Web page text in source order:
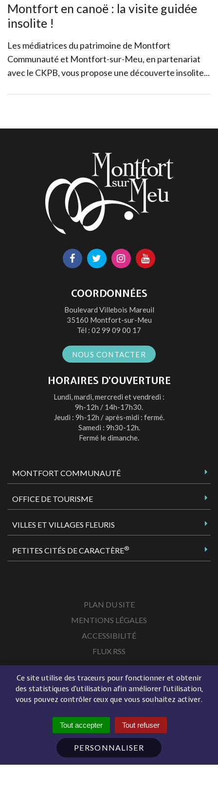
Ce site utilise des traceurs pour fonctionner et obtenir
des statistiques d'utilisation afin améliorer l'utilisation,
vous pouvez contrôler ceux que vous souhaitez activer.
Tout accepter Tout refuser
PERSONNALISER
Montfort en canoë : la visite guidée
insolite !
Les médiatrices du patrimoine de Montfort
Communauté et Montfort-sur-Meu, en partenariat
avec le CKPB, vous propose une découverte insolite...
Lien
le
compte
Facebook
Lien
le
compte
Twitter
Lien
le
compte
Instagram
Lien
la
chaîne
Youtube
COORDONNÉES
Boulevard Villebois Mareuil
35160 Montfort-sur-Meu
Tél : 02 99 09 00 17
NOUS CONTACTER
HORAIRES D’OUVERTURE
Lundi, mardi, mercredi et vendredi :
9h-12h / 14h-17h30.
Jeudi : 9h-12h / après-midi : fermé.
Samedi : 9h30-12h.
Fermé le dimanche.
MONTFORT COMMUNAUTÉ
OFFICE DE TOURISME
VILLES ET VILLAGES FLEURIS
PETITES CITÉS DE CARACTÈRE®
PLAN DU SITE
MENTIONS LÉGALES
ACCESSIBILITÉ
FLUX RSS